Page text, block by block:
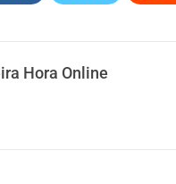
Hora Online